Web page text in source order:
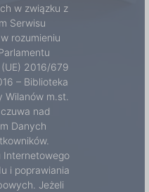
w związku z
Serwisu
rozumieniu
2016/679
– Biblioteka
Wilanów m.st.
nad
Danych
Internetowego
i poprawiania
Jeżeli